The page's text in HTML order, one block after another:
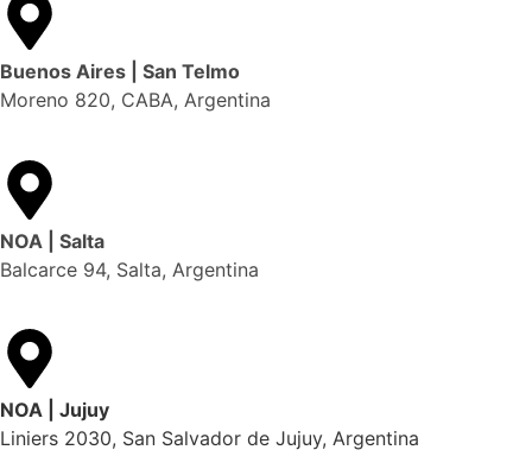
Buenos Aires | San Telmo
Moreno 820, CABA, Argentina
NOA | Salta
Balcarce 94, Salta, Argentina
NOA | Jujuy
Liniers 2030, San Salvador de Jujuy, Argentina